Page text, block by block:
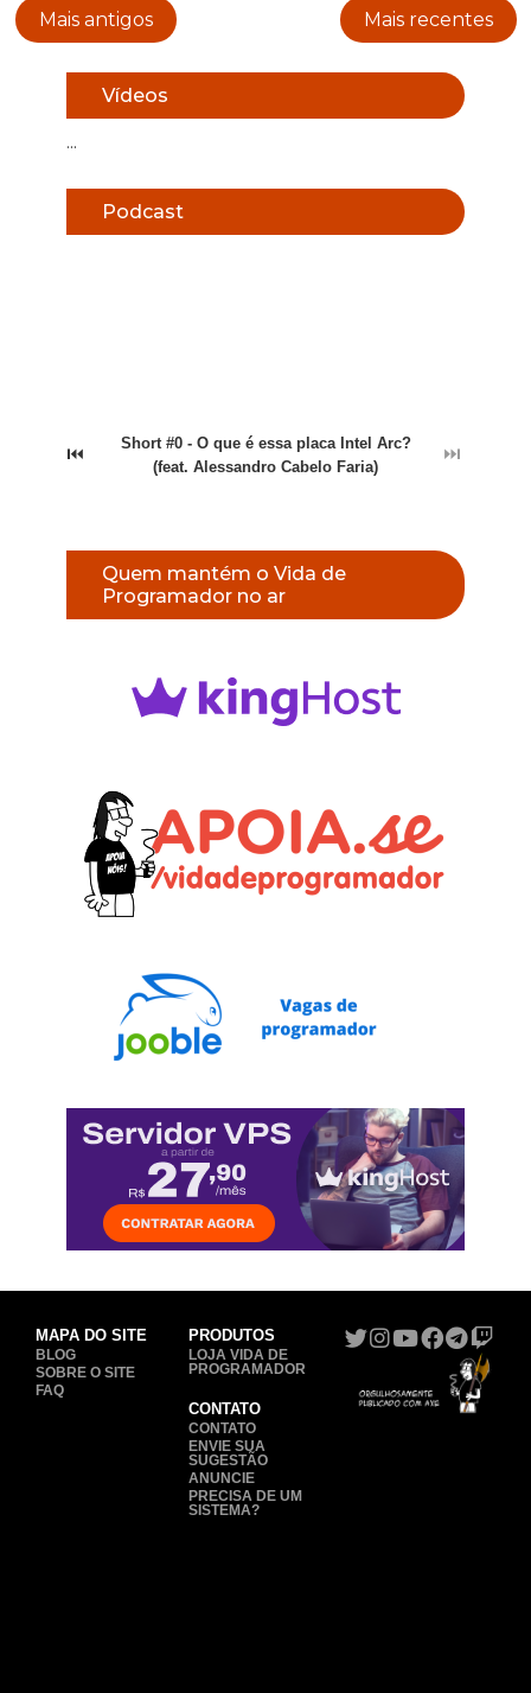
Mais antigos Mais recentes
Vídeos
...
Podcast
⏮
Short #0 - O que é essa placa Intel Arc?
(feat. Alessandro Cabelo Faria)
⏭
Quem mantém o Vida de
Programador no ar
MAPA DO SITE
BLOG
SOBRE O SITE
FAQ
PRODUTOS
LOJA VIDA DE
PROGRAMADOR
CONTATO
CONTATO
ENVIE SUA
SUGESTÃO
ANUNCIE
PRECISA DE UM
SISTEMA?